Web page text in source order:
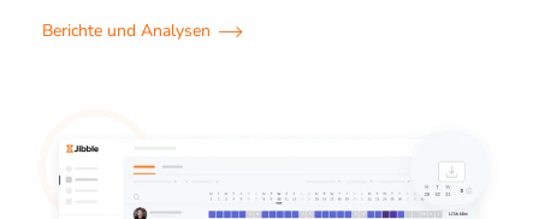
Berichte und Analysen